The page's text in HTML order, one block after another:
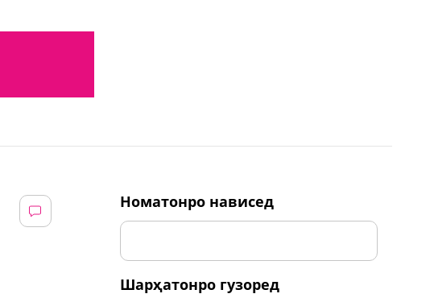
номатонро нависед
шарҳатонро гузоред